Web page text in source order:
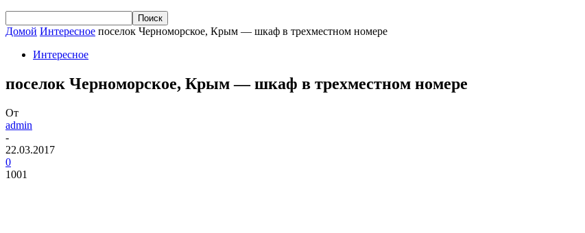
Домой Интересное поселок Черноморское, Крым — шкаф в трехместном номере
Интересное
поселок Черноморское, Крым — шкаф в трехместном номере
От
admin
-
22.03.2017
0
1001